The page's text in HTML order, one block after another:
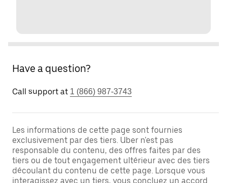
Have a question?
Call support at 1 (866) 987-3743
Les informations de cette page sont fournies
exclusivement par des tiers. Uber n'est pas
responsable du contenu, des offres faites par des
tiers ou de tout engagement ultérieur avec des tiers
découlant du contenu de cette page. Lorsque vous
interagissez avec un tiers, vous concluez un accord